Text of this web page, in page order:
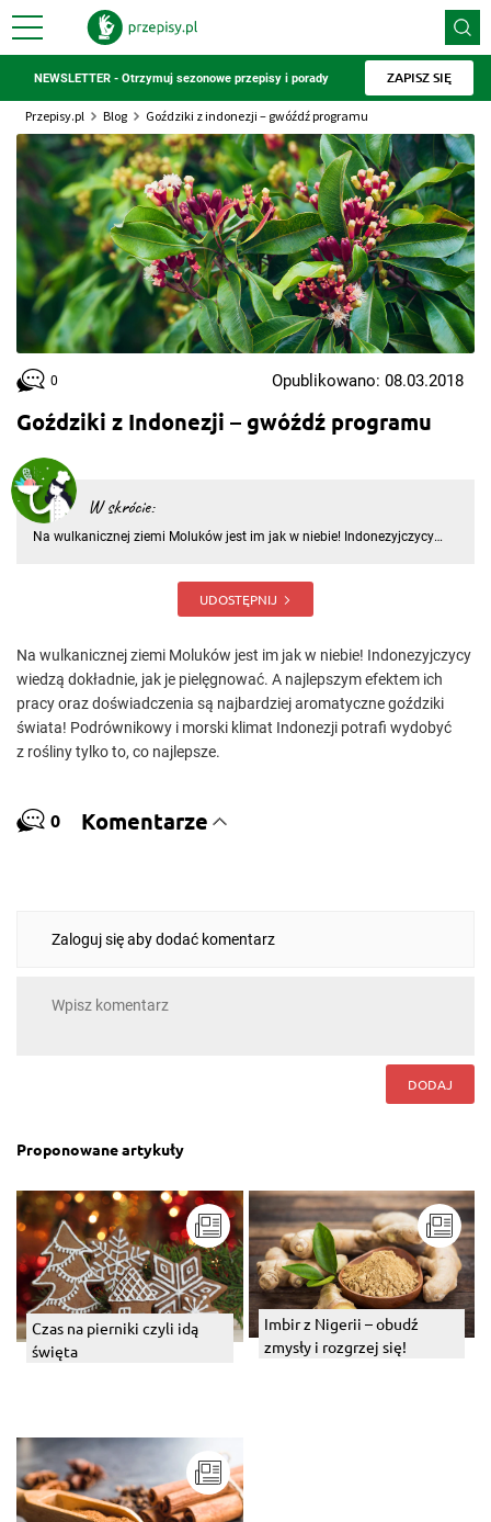
NEWSLETTER - Otrzymuj sezonowe przepisy i porady ZAPISZ SIĘ
Przepisy.pl Blog Goździki z indonezji – gwóźdź programu
Goździki z Indonezji – gwóźdź programu
W skrócie:
Na wulkanicznej ziemi Moluków jest im jak w niebie! Indonezyjczycy
Podrównikowy i morski klimat Indonezji potrafi wydobyć z
UDOSTĘPNIJ
0 Opublikowano: 08.03.2018
Na wulkanicznej ziemi Moluków jest im jak w niebie! Indonezyjczycy
wiedzą dokładnie, jak je pielęgnować. A najlepszym efektem ich
pracy oraz doświadczenia są najbardziej aromatyczne goździki
świata! Podrównikowy i morski klimat Indonezji potrafi wydobyć
z rośliny tylko to, co najlepsze.
0 Komentarze
Zaloguj się aby dodać komentarz
DODAJ
Proponowane artykuły
Czas na pierniki czyli idą
święta
Imbir z Nigerii – obudź
zmysły i rozgrzej się!